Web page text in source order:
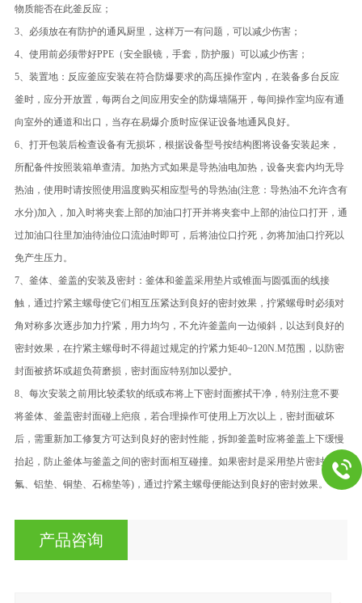
物质能否在此釜反应；
3、必须放在有防护的通风厨里，这样万一有问题，可以减少伤害；
4、使用前必须带好PPE（安全眼镜，手套，防护服）可以减少伤害；
5、装置地：反应釜应安装在符合防爆要求的高压操作室内，在装备多台反应
釜时，应分开放置，每两台之间应用安全的防爆墙隔开，每间操作室均应有通
向室外的通道和出口，当存在易爆介质时应保证设备地通风良好。
6、打开包装后检查设备有无损坏，根据设备型号按结构图将设备安装起来，
所配备件按照装箱单查清。加热方式如果是导热油电加热，设备夹套内均无导
热油，使用时请按照使用温度购买相应型号的导热油(注意：导热油不允许含有
水分)加入，加入时将夹套上部的加油口打开并将夹套中上部的油位口打开，通
过加油口往里加油待油位口流油时即可，后将油位口拧死，勿将加油口拧死以
免产生压力。
7、釜体、釜盖的安装及密封：釜体和釜盖采用垫片或锥面与圆弧面的线接
触，通过拧紧主螺母使它们相互压紧达到良好的密封效果，拧紧螺母时必须对
角对称多次逐步加力拧紧，用力均匀，不允许釜盖向一边倾斜，以达到良好的
密封效果，在拧紧主螺母时不得超过规定的拧紧力矩40~120N.M范围，以防密
封面被挤坏或超负荷磨损，密封面应特别加以爱护。
8、每次安装之前用比较柔软的纸或布将上下密封面擦拭干净，特别注意不要
将釜体、釜盖密封面碰上疤痕，若合理操作可使用上万次以上，密封面破坏
后，需重新加工修复方可达到良好的密封性能，拆卸釜盖时应将釜盖上下缓慢
抬起，防止釜体与釜盖之间的密封面相互碰撞。如果密封是采用垫片密封（四
氟、铝垫、铜垫、石棉垫等)，通过拧紧主螺母便能达到良好的密封效果。
产品咨询